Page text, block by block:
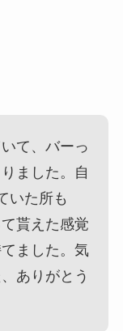
て、バーっ
ました。自
いた所も
貰えた感覚
ました。気
ありがとう